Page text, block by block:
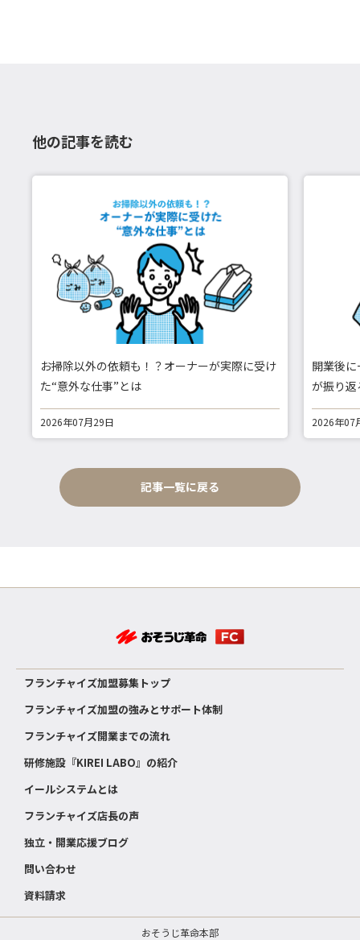
他の記事を読む
お掃除以外の依頼も！？オーナーが実際に受け
た“意外な仕事”とは
2026年07月29日
開業後
が振り
2026年07
記事一覧に戻る
フランチャイズ加盟募集トップ
フランチャイズ加盟の強みとサポート体制
フランチャイズ開業までの流れ
研修施設『KIREI LABO』の紹介
イールシステムとは
フランチャイズ店長の声
独立・開業応援ブログ
問い合わせ
資料請求
おそうじ革命本部